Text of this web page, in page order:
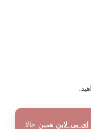
ای بی لاین همین حالا